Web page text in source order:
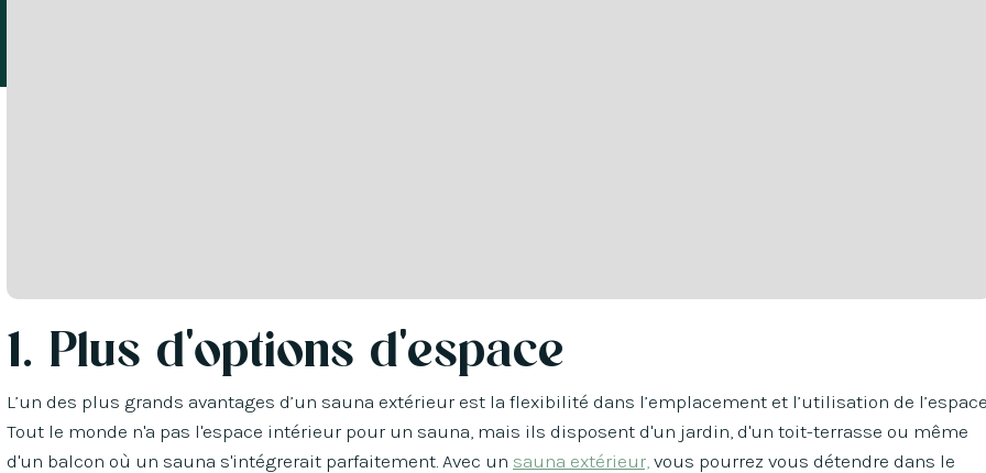
1. Plus d'options d'espace
L’un des plus grands avantages d’un sauna extérieur est la flexibilité dans l’emplacement et l’utilisation de
Tout le monde n'a pas l'espace intérieur pour un sauna, mais ils disposent d'un jardin, d'un toit-terrasse ou même
d'un balcon où un sauna s'intégrerait parfaitement. Avec un sauna extérieur, vous pourrez vous détendre dans le